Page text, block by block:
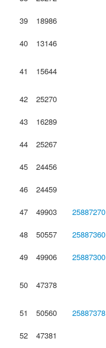
39
18986
40
13146
41 15644
42 25270
43
16289
44
25267
45
24456
46
24459
47
49903 25887270
48
50557 25887360
49
49906 25887300
50 47378
51 50560 25887378
52
47381